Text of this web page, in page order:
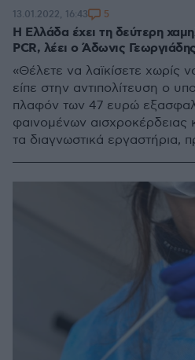
Η Ελλάδα έχει τη δεύτερη
PCR, λέει ο Άδωνις Γεωργιάδης
«Θέλετε να λαϊκίσετε χωρίς
είπε στην αντιπολίτευση ο
πλαφόν των 47 ευρώ
φαινομένων αισχροκέρδειας
τα διαγνωστικά εργαστήρια,
13.01.2022, 16:43 5